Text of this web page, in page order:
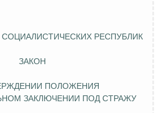
РЕСПУБЛИК
ЗАКОН
ПОЛОЖЕНИЯ
ЗАКЛЮЧЕНИИ ПОД СТРАЖУ